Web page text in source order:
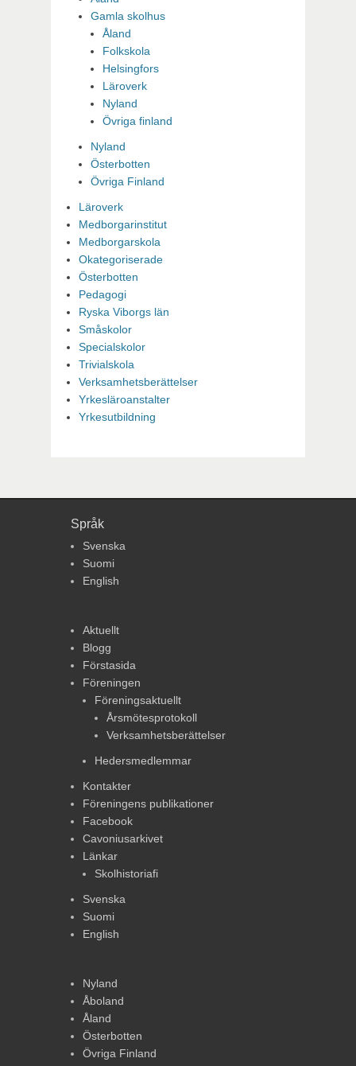
Gamla skolhus
Åland
Folkskola
Helsingfors
Läroverk
Nyland
Övriga finland
Nyland
Österbotten
Övriga Finland
Läroverk
Medborgarinstitut
Medborgarskola
Okategoriserade
Österbotten
Pedagogi
Ryska Viborgs län
Småskolor
Specialskolor
Trivialskola
Verksamhetsberättelser
Yrkesläroanstalter
Yrkesutbildning
Språk
Svenska
Suomi
English
Aktuellt
Blogg
Förstasida
Föreningen
Föreningsaktuellt
Årsmötesprotokoll
Verksamhetsberättelser
Hedersmedlemmar
Kontakter
Föreningens publikationer
Facebook
Cavoniusarkivet
Länkar
Skolhistoriafi
Svenska
Suomi
English
Nyland
Åboland
Åland
Österbotten
Övriga Finland